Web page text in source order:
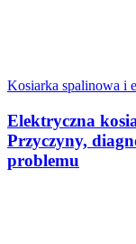
Kosiarka spalinowa i
Elektryczna
Przyczyny,
problemu